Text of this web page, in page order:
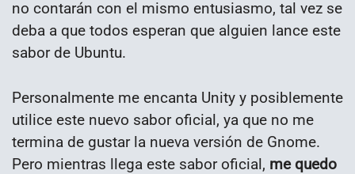
no contarán con el mismo entusiasmo, tal vez se
deba a que todos esperan que alguien lance este
sabor de Ubuntu.
Personalmente me encanta Unity y posiblemente
utilice este nuevo sabor oficial, ya que no me
termina de gustar la nueva versión de Gnome.
Pero mientras llega este sabor oficial, me quedo